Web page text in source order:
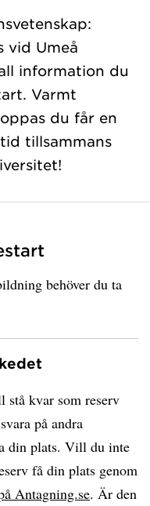
vid Umeå
information du
Varmt
du får en
tillsammans
behöver du ta
kvar som reserv
på andra
din plats. Vill du inte
få din plats genom
Antagning.se. Är den